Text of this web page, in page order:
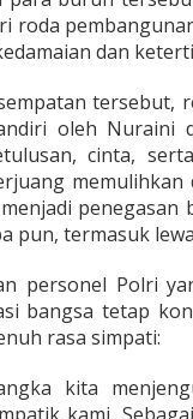
P
o
l
i
K
r
a
m
a
J
roda
dan
tersebut,
oleh Nuraini
cinta,
penegasan
pun, termasuk
personel Polri
bangsa tetap
rasa simpati:
kita